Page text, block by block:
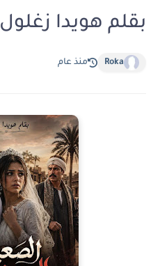
بقلم هويدا زغلول
Roka منذ عام